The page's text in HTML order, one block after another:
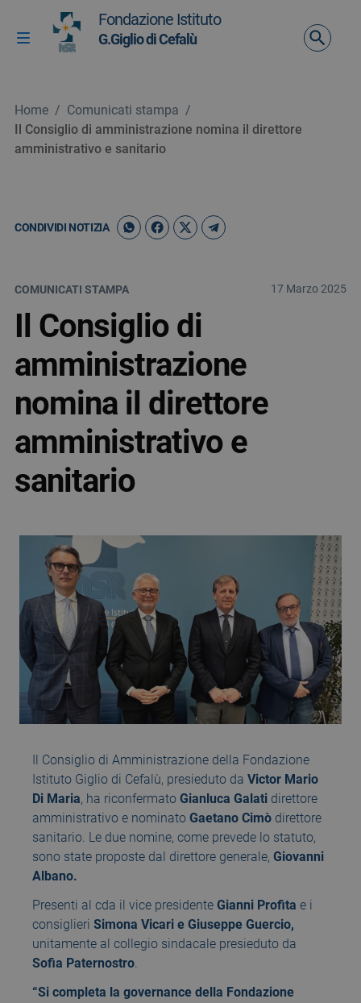
Vai ai contenuti
Vai al menu di navigazione
Vai al footer
Attiva / disattiva la navigazione
Fondazione Istituto
G.Giglio di Cefalù
Home / Comunicati stampa /
Il Consiglio di amministrazione nomina il direttore
amministrativo e sanitario
CONDIVIDI NOTIZIA
COMUNICATI STAMPA 17 Marzo 2025
Il Consiglio di
amministrazione
nomina il direttore
amministrativo e
sanitario
Il Consiglio di Amministrazione della Fondazione
Istituto Giglio di Cefalù, presieduto da Victor Mario
Di Maria, ha riconfermato Gianluca Galati direttore
amministrativo e nominato Gaetano Cimò direttore
sanitario. Le due nomine, come prevede lo statuto,
sono state proposte dal direttore generale, Giovanni
Albano.
Presenti al cda il vice presidente Gianni Profita e i
consiglieri Simona Vicari e Giuseppe Guercio,
unitamente al collegio sindacale presieduto da
Sofia Paternostro.
“Si completa la governance della Fondazione